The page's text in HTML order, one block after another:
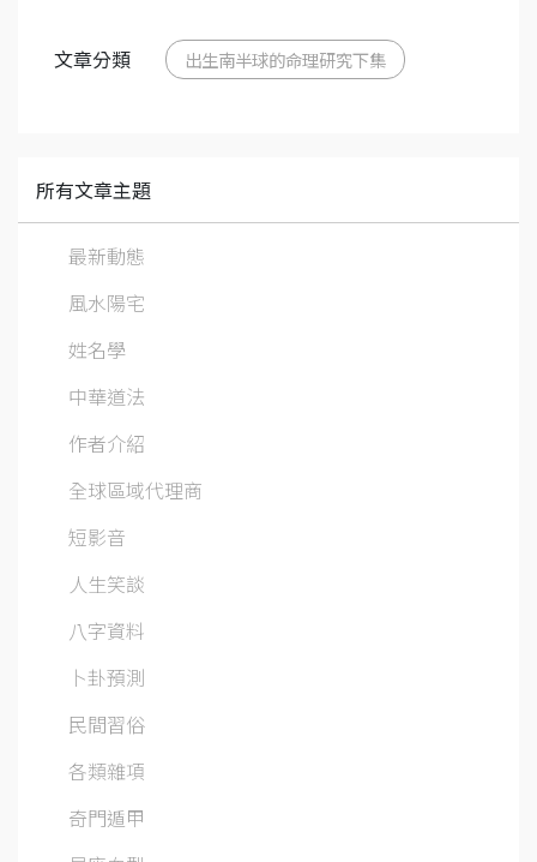
文章分類 出生南半球的命理研究下集
所有文章主題
最新動態
風水陽宅
姓名學
中華道法
作者介紹
全球區域代理商
短影音
人生笑談
八字資料
卜卦預測
民間習俗
各類雜項
奇門遁甲